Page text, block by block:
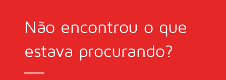
Não encontrou o que
estava procurando?